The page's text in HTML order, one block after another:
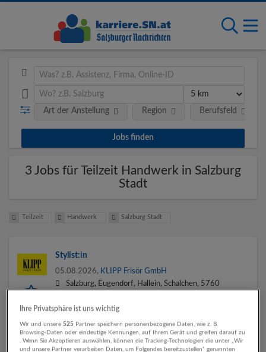
Art der Anstellung Region Berufsfeld
3 Jobs für Teilzeit Handwerk in Salzburg
Stadt
Teilzeit Handwerk Salzburg Stadt
Stylist:in
05.08.2026, KLIPP Frisör GmbH
Salzburg, Eugendorf, Hallein, Schalchen, 5760
Handwerker, Allrounder, Maler & Hausmeister AB
Ihre Privatsphäre ist uns wichtig
Wir und unsere525 Partner speichern personenbezogene Daten, wie z. B.
Browsing-Daten oder eindeutige Kennungen, auf Ihrem Gerät und greifen darauf zu
. Wenn Sie Akzeptieren auswählen, können die Tracking-Technologien die unter „Wir
und unsere Partner verarbeiten Daten, um Folgendes bereitzustellen“ genannten